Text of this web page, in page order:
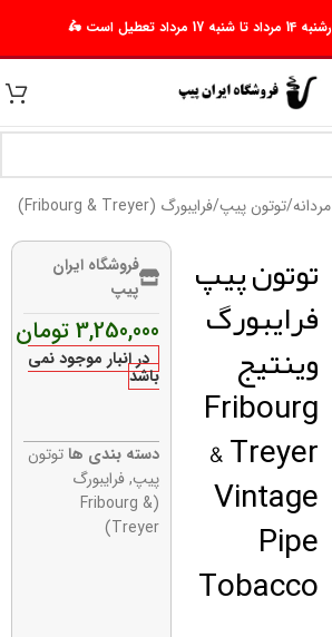
تعطیل است 🛵
/توتون پیپ/فرایبورگ (Fribourg & Treyer)
کلیک کنید
توتون پیپ
فرایبورگ
وینتیج
Fribourg
& Treyer
Vintage
Pipe
Tobacco
فروشگاه ایران
پیپ
3,250,000 تومان
در انبار موجود نمی
باشد
دسته بندی ها توتون
پیپ,فرایبورگ
(Fribourg &
Treyer)